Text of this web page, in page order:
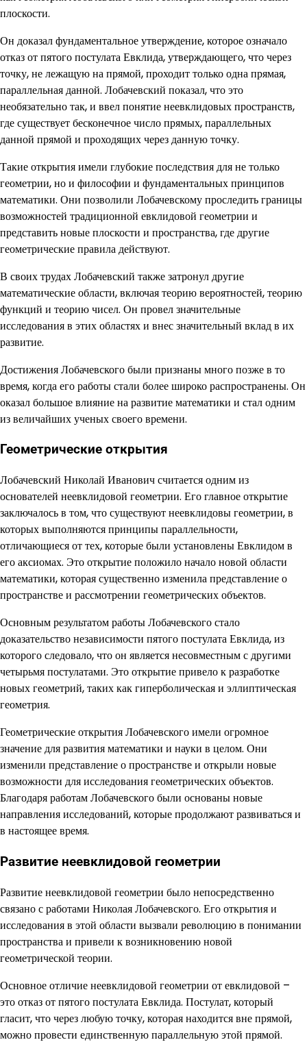
плоскости.
Он доказал фундаментальное утверждение, которое означало
отказ от пятого постулата Евклида, утверждающего, что через
точку, не лежащую на прямой, проходит только одна прямая,
параллельная данной. Лобачевский показал, что это
необязательно так, и ввел понятие неевклидовых пространств,
где существует бесконечное число прямых, параллельных
данной прямой и проходящих через данную точку.
Такие открытия имели глубокие последствия для не только
геометрии, но и философии и фундаментальных принципов
математики. Они позволили Лобачевскому проследить границы
возможностей традиционной евклидовой геометрии и
представить новые плоскости и пространства, где другие
геометрические правила действуют.
В своих трудах Лобачевский также затронул другие
математические области, включая теорию вероятностей, теорию
функций и теорию чисел. Он провел значительные
исследования в этих областях и внес значительный вклад в их
развитие.
Достижения Лобачевского были признаны много позже в то
время, когда его работы стали более широко распространены. Он
оказал большое влияние на развитие математики и стал одним
из величайших ученых своего времени.
Геометрические открытия
Лобачевский Николай Иванович считается одним из
основателей неевклидовой геометрии. Его главное открытие
заключалось в том, что существуют неевклидовы геометрии, в
которых выполняются принципы параллельности,
отличающиеся от тех, которые были установлены Евклидом в
его аксиомах. Это открытие положило начало новой области
математики, которая существенно изменила представление о
пространстве и рассмотрении геометрических объектов.
Основным результатом работы Лобачевского стало
доказательство независимости пятого постулата Евклида, из
которого следовало, что он является несовместным с другими
четырьмя постулатами. Это открытие привело к разработке
новых геометрий, таких как гиперболическая и эллиптическая
геометрия.
Геометрические открытия Лобачевского имели огромное
значение для развития математики и науки в целом. Они
изменили представление о пространстве и открыли новые
возможности для исследования геометрических объектов.
Благодаря работам Лобачевского были основаны новые
направления исследований, которые продолжают развиваться и
в настоящее время.
Развитие неевклидовой геометрии
Развитие неевклидовой геометрии было непосредственно
связано с работами Николая Лобачевского. Его открытия и
исследования в этой области вызвали революцию в понимании
пространства и привели к возникновению новой
геометрической теории.
Основное отличие неевклидовой геометрии от евклидовой –
это отказ от пятого постулата Евклида. Постулат, который
гласит, что через любую точку, которая находится вне прямой,
можно провести единственную параллельную этой прямой.